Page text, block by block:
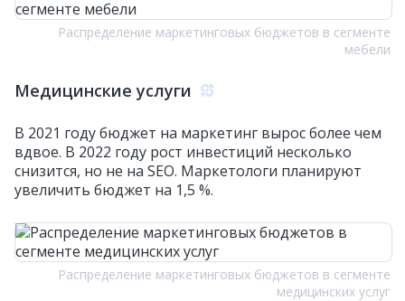
Распределение маркетинговых бюджетов в сегменте
мебели
Медицинские услуги
В 2021 году бюджет на маркетинг вырос более чем
вдвое. В 2022 году рост инвестиций несколько
снизится, но не на SEO. Маркетологи планируют
увеличить бюджет на 1,5 %.
Распределение маркетинговых бюджетов в сегменте
медицинских услуг